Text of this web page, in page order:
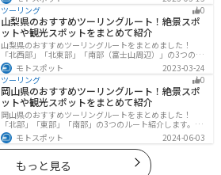
ツーリングができます。バイクで宮城県にツーリングに
行く際は参考にしてください。
ツーリング
0
山梨県のおすすめツーリングルート！絶景スポ
ットや観光スポットをまとめて紹介
山梨県のおすすめツーリングルートをまとめました！
「北西部」「北東部」「南部（富士山周辺）」の3つのル
ート紹介します。富士山を中心に自然豊かな景色や食事
を楽しめるスポットが多数あります。バイクで山梨県に
ツーリングに行く際は参考にしてください。
モトスポット
2023-03-24
ツーリング
0
岡山県のおすすめツーリングルート！絶景スポ
ットや観光スポットをまとめて紹介
岡山県のおすすめツーリングルートをまとめました！
「北部」「東部」「南部」の3つのルート紹介します。岡
山市や倉敷市など、歴史ある街並みも魅力的で、バイク
ツーリングに最適なスポットが多数あります。バイクで
岡山県にツーリングに行く際は参考にしてください。
モトスポット 2024-06-03
もっと見る